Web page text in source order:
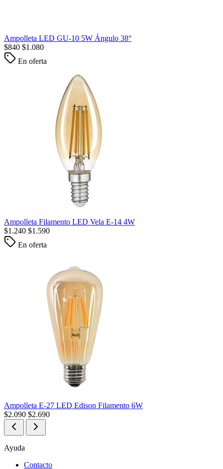
Ampolleta LED GU-10 5W Ángulo 38°
$840 $1.080
En oferta
Ampolleta Filamento LED Vela E-14 4W
$1.240 $1.590
En oferta
Ampolleta E-27 LED Edison Filamento 6W
$2.090 $2.690
Ayuda
Contacto